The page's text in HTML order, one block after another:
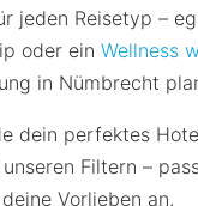
jeden Reisetyp –
oder ein Wellness
in Nümbrecht
dein perfektes
Filtern –
Vorlieben an.